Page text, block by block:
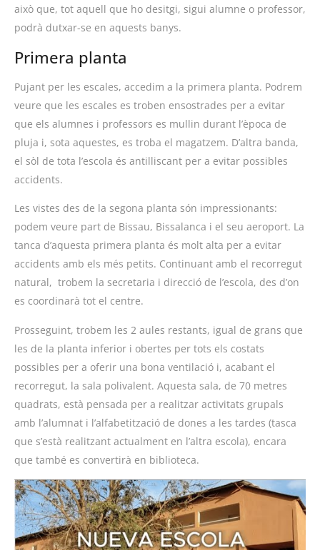
això que, tot aquell que ho desitgi, sigui alumne o professor,
podrà dutxar-se en aquests banys.
Primera planta
Pujant per les escales, accedim a la primera planta. Podrem
veure que les escales es troben ensostrades per a evitar
que els alumnes i professors es mullin durant l’època de
pluja i, sota aquestes, es troba el magatzem. D’altra banda,
el sòl de tota l’escola és antilliscant per a evitar possibles
accidents.
Les vistes des de la segona planta són impressionants:
podem veure part de Bissau, Bissalanca i el seu aeroport. La
tanca d’aquesta primera planta és molt alta per a evitar
accidents amb els més petits. Continuant amb el recorregut
natural, trobem la secretaria i direcció de l’escola, des d’on
es coordinarà tot el centre.
Prosseguint, trobem les 2 aules restants, igual de grans que
les de la planta inferior i obertes per tots els costats
possibles per a oferir una bona ventilació i, acabant el
recorregut, la sala polivalent. Aquesta sala, de 70 metres
quadrats, està pensada per a realitzar activitats grupals
amb l’alumnat i l’alfabetització de dones a les tardes (tasca
que s’està realitzant actualment en l’altra escola), encara
que també es convertirà en biblioteca.